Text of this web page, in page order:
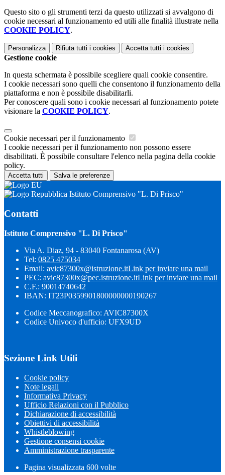
Questo sito o gli strumenti terzi da questo utilizzati si avvalgono di
cookie necessari al funzionamento ed utili alle finalità illustrate nella
COOKIE POLICY.
Personalizza Rifiuta tutti i cookies Accetta tutti i cookies
Gestione cookie
In questa schermata è possibile scegliere quali cookie consentire.
I cookie necessari sono quelli che consentono il funzionamento della
piattaforma e non è possibile disabilitarli.
Per conoscere quali sono i cookie necessari al funzionamento potete
visionare la COOKIE POLICY.
Cookie necessari per il funzionamento
I cookie necessari per il funzionamento non possono essere
disabilitati. È possibile consultare l'elenco nella pagina della cookie
policy.
Accetta tutti Salva le preferenze
Istituto Comprensivo "L. Di Prisco"
Contatti
Istituto Comprensivo "L. Di Prisco"
Via A. Diaz, 94 - 83040 Fontanarosa (AV)
Tel: 0825 475034
Email: avic87300x@istruzione.itLink per inviare una mail
PEC: avic87300x@pec.istruzione.itLink per inviare una mail
C.F.: 90014740642
IBAN: IT23P0359901800000000190267
Codice Meccanografico: AVIC87300X
Codice Univoco d'ufficio: UFX9UD
Sezione Link Utili
Cookie policy
Note legali
Informativa Privacy
Ufficio Relazioni con il Pubblico
Dichiarazione di accessibilità
Obiettivi di accessibilità
Whistleblowing
Gestione consensi cookie
Amministrazione trasparente
Pagina visualizzata 600 volte